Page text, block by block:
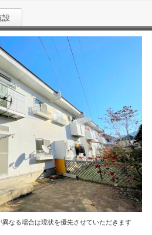
設
なる場合は現状を優先させていただきます